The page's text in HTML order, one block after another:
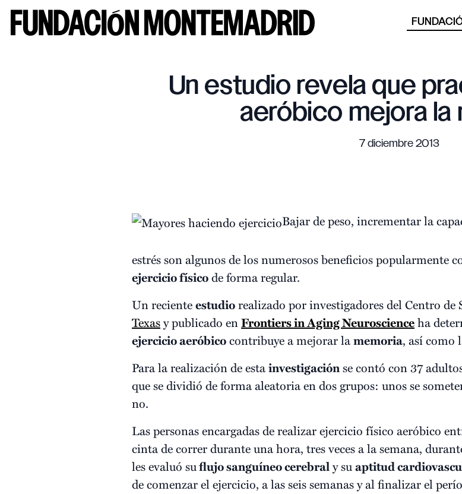
Un estudio revela que
aeróbico mejora la
7 diciembre 2013
Bajar de peso, incrementar la
estrés son algunos de los numerosos beneficios popularmente
ejercicio físicode forma regular.
Un recienteestudiorealizado por investigadores del Centro de
Texasy publicado enFrontiers in Aging Neuroscienceha
ejercicio aeróbicocontribuye a mejorar lamemoria, así como
Para la realización de estainvestigaciónse contó con 37
que se dividió de forma aleatoria en dos grupos: unos se
no.
Las personas encargadas de realizar ejercicio físico aeróbico
cinta de correr durante una hora, tres veces a la semana,
les evaluó suflujo sanguíneo cerebraly suaptitud
de comenzar el ejercicio, a las seis semanas y al finalizar el